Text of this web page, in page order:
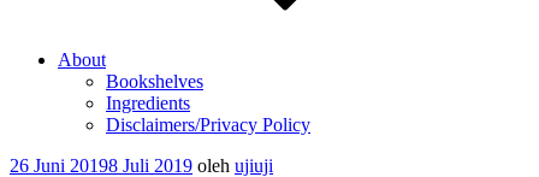
About
Bookshelves
Ingredients
Disclaimers/Privacy Policy
Diposkan
26 Juni 20198 Juli 2019 oleh ujiuji